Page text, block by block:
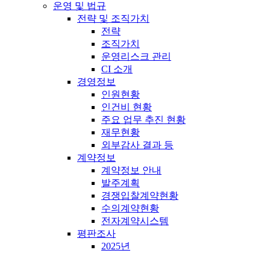
운영 및 법규
전략 및 조직가치
전략
조직가치
운영리스크 관리
CI 소개
경영정보
인원현황
인건비 현황
주요 업무 추진 현황
재무현황
외부감사 결과 등
계약정보
계약정보 안내
발주계획
경쟁입찰계약현황
수의계약현황
전자계약시스템
평판조사
2025년